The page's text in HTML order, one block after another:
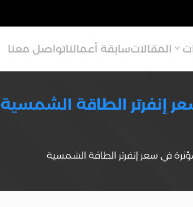
المقالاتسابقة أعمالناتواصل معنا
إنفرتر الطاقة الشمسية
في سعر إنفرتر الطاقة الشمسية